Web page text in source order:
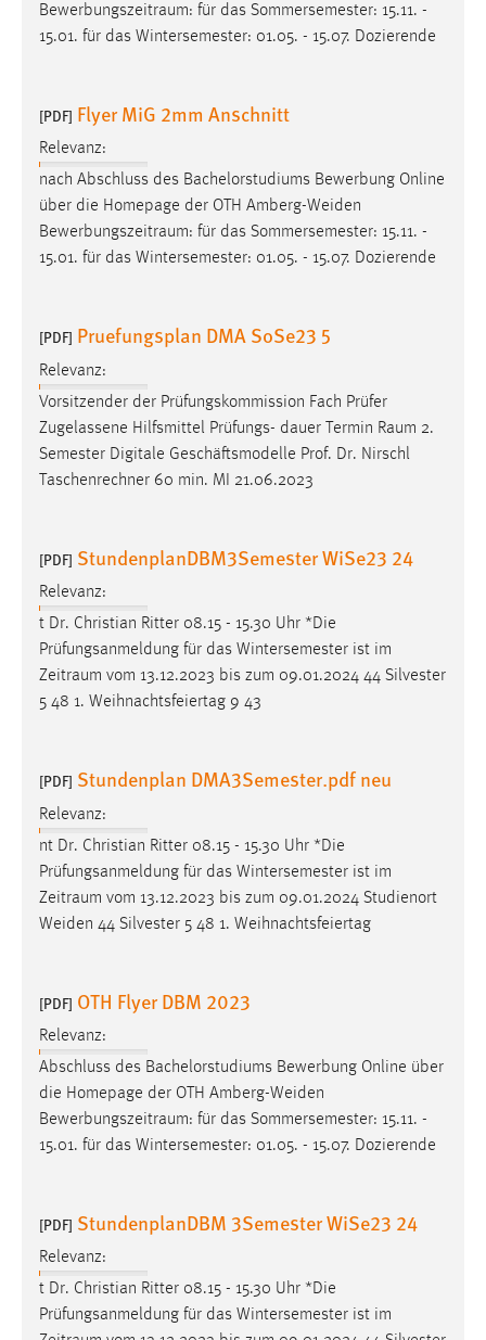
Bewerbungszeitraum: für das Sommersemester: 15.11. -
15.01. für das Wintersemester: 01.05. - 15.07. Dozierende
[PDF] Flyer MiG 2mm Anschnitt
Relevanz:
nach Abschluss des Bachelorstudiums Bewerbung Online
über die Homepage der OTH Amberg-Weiden
Bewerbungszeitraum: für das Sommersemester: 15.11. -
15.01. für das Wintersemester: 01.05. - 15.07. Dozierende
[PDF] Pruefungsplan DMA SoSe23 5
Relevanz:
Vorsitzender der Prüfungskommission Fach Prüfer
Zugelassene Hilfsmittel Prüfungs- dauer Termin Raum 2.
Semester Digitale Geschäftsmodelle Prof. Dr. Nirschl
Taschenrechner 60 min. MI 21.06.2023
[PDF] StundenplanDBM3Semester WiSe23 24
Relevanz:
t Dr. Christian Ritter 08.15 - 15.30 Uhr *Die
Prüfungsanmeldung für das Wintersemester ist im
Zeitraum vom 13.12.2023 bis zum 09.01.2024 44 Silvester
5 48 1. Weihnachtsfeiertag 9 43
[PDF] Stundenplan DMA3Semester.pdf neu
Relevanz:
nt Dr. Christian Ritter 08.15 - 15.30 Uhr *Die
Prüfungsanmeldung für das Wintersemester ist im
Zeitraum vom 13.12.2023 bis zum 09.01.2024 Studienort
Weiden 44 Silvester 5 48 1. Weihnachtsfeiertag
[PDF] OTH Flyer DBM 2023
Relevanz:
Abschluss des Bachelorstudiums Bewerbung Online über
die Homepage der OTH Amberg-Weiden
Bewerbungszeitraum: für das Sommersemester: 15.11. -
15.01. für das Wintersemester: 01.05. - 15.07. Dozierende
[PDF] StundenplanDBM 3Semester WiSe23 24
Relevanz:
t Dr. Christian Ritter 08.15 - 15.30 Uhr *Die
Prüfungsanmeldung für das Wintersemester ist im